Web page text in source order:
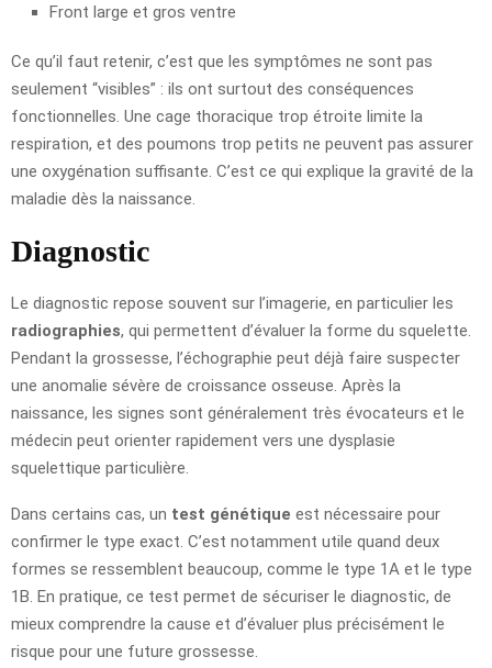
Front large et gros ventre
Ce qu’il faut retenir, c’est que les symptômes ne sont pas
seulement “visibles” : ils ont surtout des conséquences
fonctionnelles. Une cage thoracique trop étroite limite la
respiration, et des poumons trop petits ne peuvent pas assurer
une oxygénation suffisante. C’est ce qui explique la gravité de la
maladie dès la naissance.
Diagnostic
Le diagnostic repose souvent sur l’imagerie, en particulier les
radiographies, qui permettent d’évaluer la forme du squelette.
Pendant la grossesse, l’échographie peut déjà faire suspecter
une anomalie sévère de croissance osseuse. Après la
naissance, les signes sont généralement très évocateurs et le
médecin peut orienter rapidement vers une dysplasie
squelettique particulière.
Dans certains cas, un test génétique est nécessaire pour
confirmer le type exact. C’est notamment utile quand deux
formes se ressemblent beaucoup, comme le type 1A et le type
1B. En pratique, ce test permet de sécuriser le diagnostic, de
mieux comprendre la cause et d’évaluer plus précisément le
risque pour une future grossesse.